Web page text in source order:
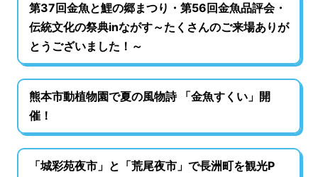
第37回金魚と鯉の郷まつり・第56回金魚品評会・
伝統文化の祭典inながす～たくさんのご来場ありが
とうございました！～
熊本市動植物園で夏の風物詩 「金魚すくい」開
催！
「城彩苑夜市」と「荒尾夜市」で長洲町を観光P